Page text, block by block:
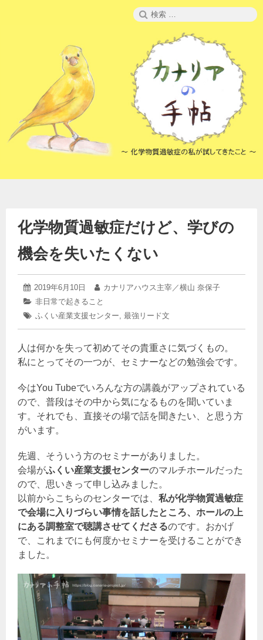
検
索:
化学物質過敏症だけど、学びの
機会を失いたくない
投
稿
2019年6月10日
2019
6
月
投
カナリアハウス主宰／横山 奈保子
カ
テ
ー:
非日常で起きること
タ
ふくい産業支援センター, 最強リード文
人は何かを失って初めてその貴重さに気づくもの。
私にとってその一つが、セミナーなどの勉強会です。
今はYou Tubeでいろんな方の講義がアップされている
ので、普段はその中から気になるものを聞いていま
す。それでも、直接その場で話を聞きたい、と思う方
がいます。
先週、そういう方のセミナーがありました。
会場がふくい産業支援センターのマルチホールだった
ので、思いきって申し込みました。
以前からこちらのセンターでは、 私が化学物質過敏症
で会場に入りづらい事情を話したところ、ホールの上
にある調整室で聴講させてくださるのです。おかげ
で、これまでにも何度かセミナーを受けることができ
ました。